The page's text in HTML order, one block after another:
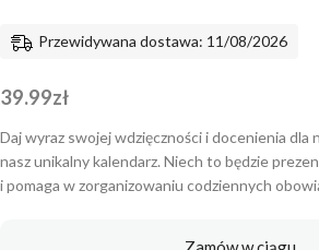
Przewidywana dostawa: 11/08/2026
39.99zł
Daj wyraz swojej wdzięczności i docenienia dla
nasz unikalny kalendarz. Niech to będzie
i pomaga w zorganizowaniu codziennych